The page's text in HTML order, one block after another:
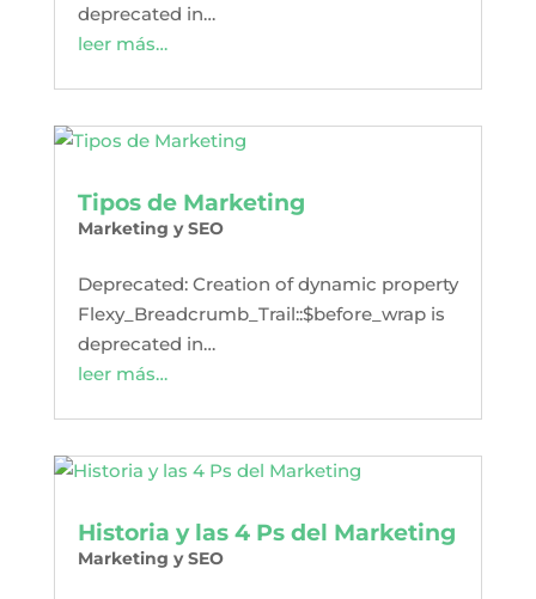
deprecated in…
leer más…
Tipos de Marketing
Marketing y SEO
Deprecated: Creation of dynamic property
Flexy_Breadcrumb_Trail::$before_wrap is
deprecated in…
leer más…
Historia y las 4 Ps del Marketing
Marketing y SEO